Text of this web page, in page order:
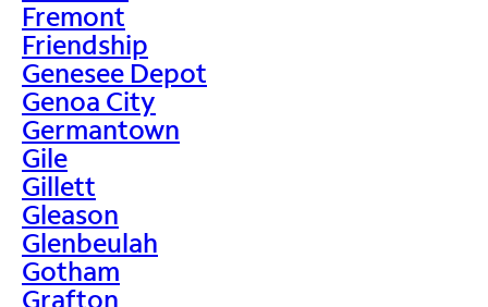
Fremont
Friendship
Genesee Depot
Genoa City
Germantown
Gile
Gillett
Gleason
Glenbeulah
Gotham
Grafton